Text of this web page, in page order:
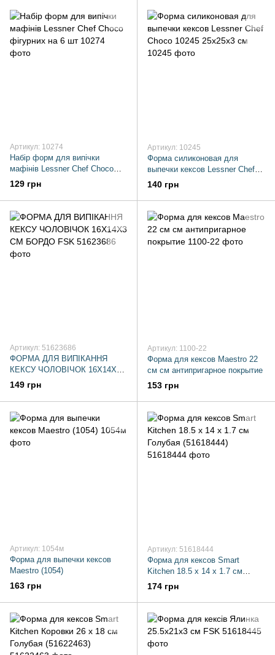
Артикул: 10274
Набір форм для випічки
мафінів Lessner Chef Choco
фігурних на 6 шт
129 грн
Артикул: 10245
Форма силиконовая для
выпечки кексов Lessner Chef
Choco 10245 25х25х3 см
140 грн
Артикул: 51623686
ФОРМА ДЛЯ ВИПІКАННЯ
КЕКСУ ЧОЛОВІЧОК 16Х14Х3
СМ БОРДО FSK
149 грн
Артикул: 1100-22
Форма для кексов Maestro 22
см см антипригарное покрытие
153 грн
Артикул: 1054м
Форма для выпечки кексов
Maestro (1054)
163 грн
Артикул: 51618444
Форма для кексов Smart
Kitchen 18.5 х 14 х 1.7 см
Голубая (51618444)
174 грн